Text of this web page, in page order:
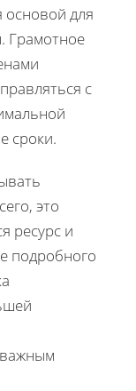
основой для
Грамотное
с
сроки.
это
ресурс и
подробного